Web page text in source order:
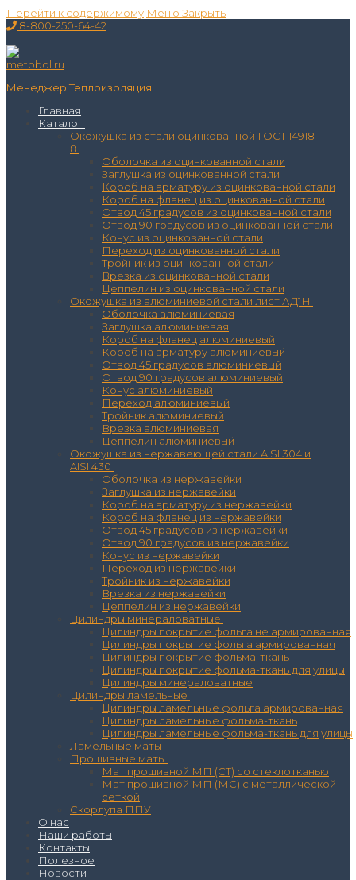
Перейти к содержимому Меню Закрыть
8-800-250-64-42
Менеджер Теплоизоляция
Главная
Каталог
Окожушка из стали оцинкованной ГОСТ 14918-
8
Оболочка из оцинкованной стали
Заглушка из оцинкованной стали
Короб на арматуру из оцинкованной стали
Короб на фланец из оцинкованной стали
Отвод 45 градусов из оцинкованной стали
Отвод 90 градусов из оцинкованной стали
Конус из оцинкованной стали
Переход из оцинкованной стали
Тройник из оцинкованной стали
Врезка из оцинкованной стали
Цеппелин из оцинкованной стали
Окожушка из алюминиевой стали лист АД1Н
Оболочка алюминиевая
Заглушка алюминиевая
Короб на фланец алюминиевый
Короб на арматуру алюминиевый
Отвод 45 градусов алюминиевый
Отвод 90 градусов алюминиевый
Конус алюминиевый
Переход алюминиевый
Тройник алюминиевый
Врезка алюминиевая
Цеппелин алюминиевый
Окожушка из нержавеющей стали AISI 304 и
AISI 430
Оболочка из нержавейки
Заглушка из нержавейки
Короб на арматуру из нержавейки
Короб на фланец из нержавейки
Отвод 45 градусов из нержавейки
Отвод 90 градусов из нержавейки
Конус из нержавейки
Переход из нержавейки
Тройник из нержавейки
Врезка из нержавейки
Цеппелин из нержавейки
Цилиндры минераловатные
Цилиндры покрытие фольга не армированная
Цилиндры покрытие фольга армированная
Цилиндры покрытие фольма-ткань
Цилиндры покрытие фольма-ткань для улицы
Цилиндры минераловатные
Цилиндры ламельные
Цилиндры ламельные фольга армированная
Цилиндры ламельные фольма-ткань
Цилиндры ламельные фольма-ткань для улицы
Ламельные маты
Прошивные маты
Мат прошивной МП (СТ) со стеклотканью
Мат прошивной МП (МС) с металлической
сеткой
Скорлупа ППУ
О нас
Наши работы
Контакты
Полезное
Новости